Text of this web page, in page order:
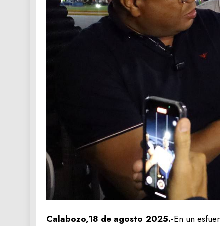
Calabozo,18 de agosto 2025.-En un